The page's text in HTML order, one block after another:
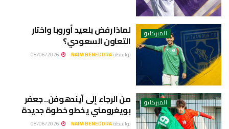
الميركاتو لماذا رفض بلعيد أوروبا واختار
التعاون السعودي؟
بواسطةNAIM BENEDDRA
الميركاتو من الرجاء إلى آيندهوفن.. جعفر
بويغرومني يخطو خطوة جديدة
بواسطةNAIM BENEDDRA